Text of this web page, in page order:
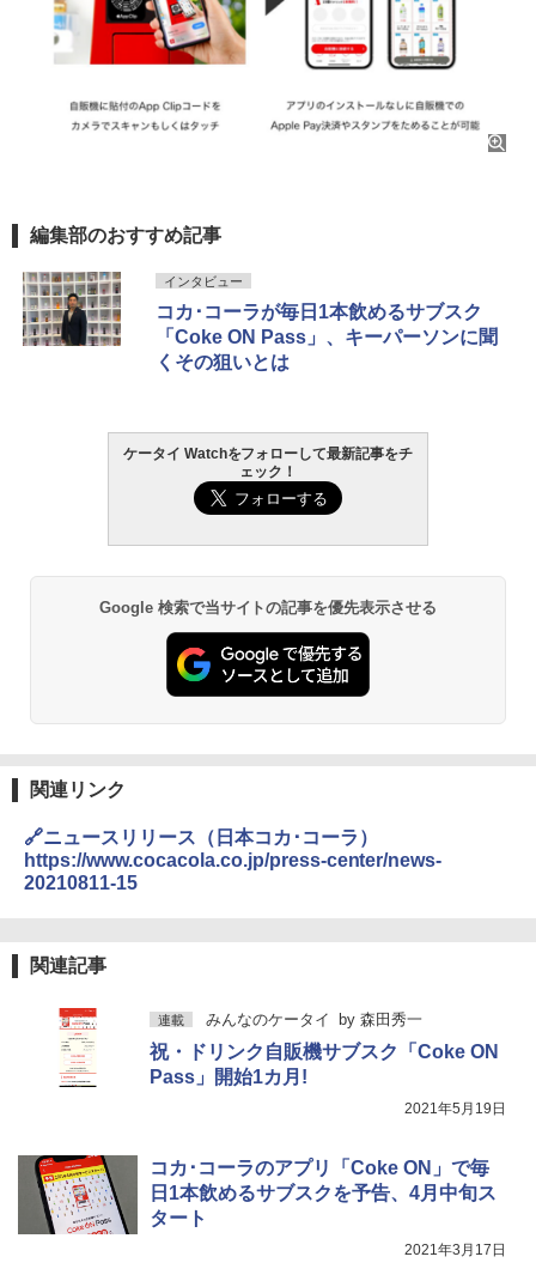
編集部のおすすめ記事
インタビュー
コカ･コーラが毎日1本飲めるサブスク
「Coke ON Pass」、キーパーソンに聞
くその狙いとは
ケータイ Watchをフォローして最新記事をチ
ェック！
Google 検索で当サイトの記事を優先表示させる
関連リンク
🔗ニュースリリース（日本コカ･コーラ）
https://www.cocacola.co.jp/press-center/news-
20210811-15
関連記事
連載 みんなのケータイ by 森田秀一
祝・ドリンク自販機サブスク「Coke ON
Pass」開始1カ月!
2021年5月19日
コカ･コーラのアプリ「Coke ON」で毎
日1本飲めるサブスクを予告、4月中旬ス
タート
2021年3月17日